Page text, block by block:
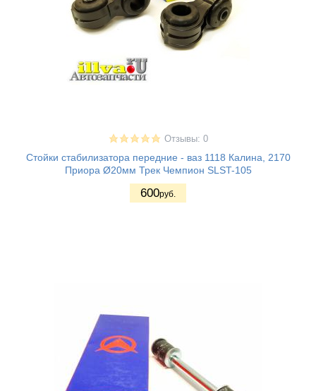
Отзывы: 0
Стойки стабилизатора передние - ваз 1118 Калина, 2170
Приора Ø20мм Трек Чемпион SLST-105
600руб.